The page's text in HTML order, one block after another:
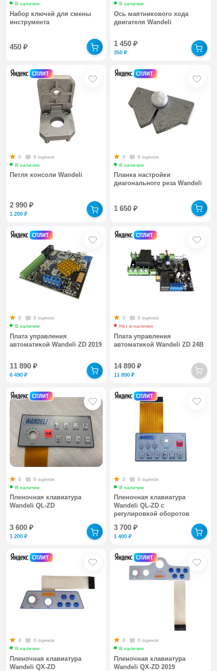
В наличии
Набор ключей для смены
инструмента
450₽
В наличии
Ось маятникового хода
двигателя Wandeli
1 450₽
350₽
0
0 оценок
В наличии
Петля консоли Wandeli
2 990₽
1 200₽
0
0 оценок
В наличии
Планка настройки
диагонального реза Wandeli
1 650₽
0
0 оценок
В наличии
Плата управления
автоматикой Wandeli ZD 2019
11 890₽
6 490₽
0
0 оценок
Нет в наличии
Плата управления
автоматикой Wandeli ZD 24В
14 890₽
11 890₽
0
0 оценок
В наличии
Пленочная клавиатура
Wandeli QL-ZD
3 600₽
1 200₽
0
0 оценок
В наличии
Пленочная клавиатура
Wandeli QL-ZD с
регулировкой оборотов
3 700₽
1 400₽
0
0 оценок
В наличии
Пленочная клавиатура
Wandeli QX-ZD
0
0 оценок
В наличии
Пленочная клавиатура
Wandeli QX-ZD 2019